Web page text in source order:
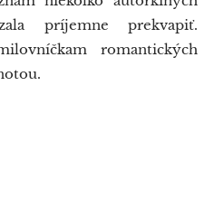
príjemne prekvapiť.
romantických